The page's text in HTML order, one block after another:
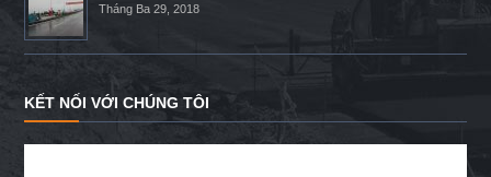
Tháng Ba 29, 2018
KẾT NỐI VỚI CHÚNG TÔI